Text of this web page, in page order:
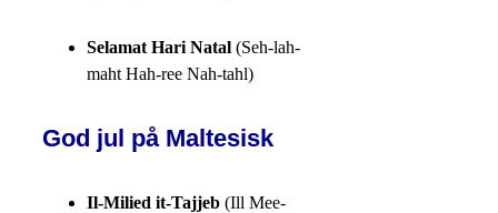
Selamat Hari Natal (Seh-lah-
maht Hah-ree Nah-tahl)
God jul på Maltesisk
Il-Milied it-Tajjeb (Ill Mee-